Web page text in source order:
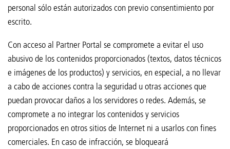
personal sólo están autorizados con previo consentimiento por
escrito.
Con acceso al Partner Portal se compromete a evitar el uso
abusivo de los contenidos proporcionados (textos, datos técnicos
e imágenes de los productos) y servicios, en especial, a no llevar
a cabo de acciones contra la seguridad u otras acciones que
puedan provocar daños a los servidores o redes. Además, se
compromete a no integrar los contenidos y servicios
proporcionados en otros sitios de Internet ni a usarlos con fines
comerciales. En caso de infracción, se bloqueará